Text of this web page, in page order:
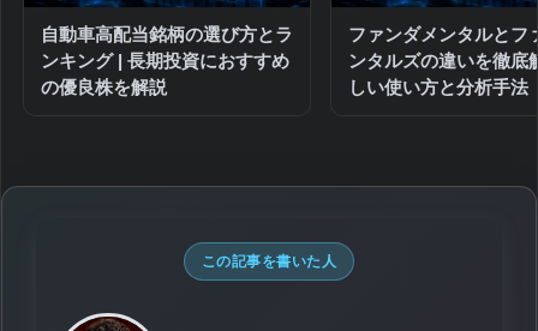
自動車高配当銘柄の選び方とラ
ンキング | 長期投資におすすめ
の優良株を解説
ファンダメンタルとフ
ンタルズの違いを徹底
しい使い方と分析手法
この記事を書いた人